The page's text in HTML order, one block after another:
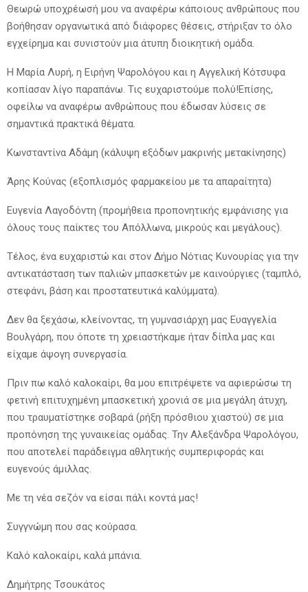
Θεωρώ υποχρέωσή μου να αναφέρω κάποιους ανθρώπους που
βοήθησαν οργανωτικά από διάφορες θέσεις, στήριξαν το όλο
εγχείρημα και συνιστούν μια άτυπη διοικητική ομάδα.
Η Μαρία Λυρή, η Ειρήνη Ψαρολόγου και η Αγγελική Κότσυφα
κοπίασαν λίγο παραπάνω. Τις ευχαριστούμε πολύ!Επίσης,
οφείλω να αναφέρω ανθρώπους που έδωσαν λύσεις σε
σημαντικά πρακτικά θέματα.
Κωνσταντίνα Αδάμη (κάλυψη εξόδων μακρινής μετακίνησης)
Άρης Κούνας (εξοπλισμός φαρμακείου με τα απαραίτητα)
Ευγενία Λαγοδόντη (προμήθεια προπονητικής εμφάνισης για
όλους τους παίκτες του Απόλλωνα, μικρούς και μεγάλους).
Τέλος, ένα ευχαριστώ και στον Δήμο Νότιας Κυνουρίας για την
αντικατάσταση των παλιών μπασκετών με καινούργιες (ταμπλό,
στεφάνι, βάση και προστατευτικά καλύμματα).
Δεν θα ξεχάσω, κλείνοντας, τη γυμνασιάρχη μας Ευαγγελία
Βουλγάρη, που όποτε τη χρειαστήκαμε ήταν δίπλα μας και
είχαμε άψογη συνεργασία.
Πριν πω καλό καλοκαίρι, θα μου επιτρέψετε να αφιερώσω τη
φετινή επιτυχημένη μπασκετική χρονιά σε μια μεγάλη άτυχη,
που τραυματίστηκε σοβαρά (ρήξη πρόσθιου χιαστού) σε μια
προπόνηση της γυναικείας ομάδας. Την Αλεξάνδρα Ψαρολόγου,
που αποτελεί παράδειγμα αθλητικής συμπεριφοράς και
ευγενούς άμιλλας.
Με τη νέα σεζόν να είσαι πάλι κοντά μας!
Συγγνώμη που σας κούρασα.
Καλό καλοκαίρι, καλά μπάνια.
Δημήτρης Τσουκάτος